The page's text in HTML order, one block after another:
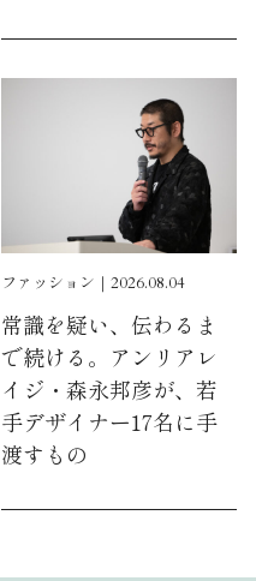
ファッション｜2026.08.04
常識を疑い、伝わるま
で続ける。アンリアレ
イジ・森永邦彦が、若
手デザイナー17名に手
渡すもの